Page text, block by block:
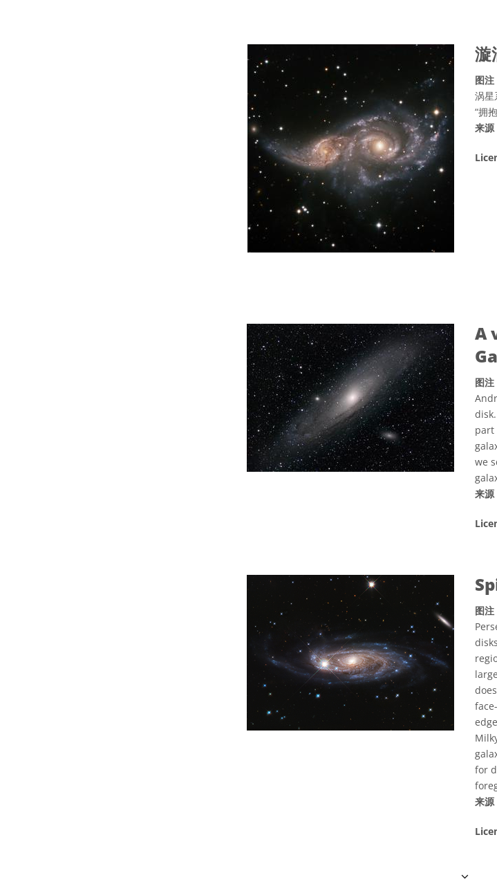
漩
图注
涡星
“拥
来源
A
图注
part
we
来源
图注
for
来源